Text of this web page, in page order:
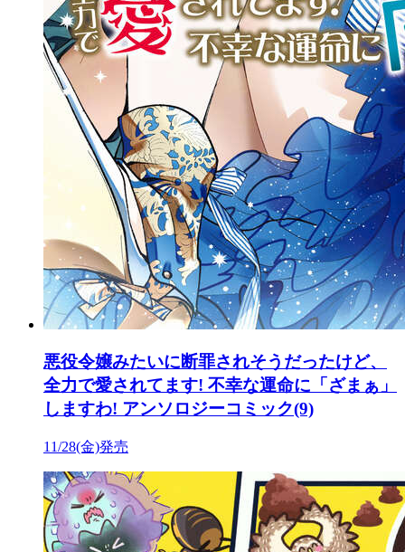
悪役令嬢みたいに断罪されそうだったけど、
全力で愛されてます! 不幸な運命に「ざまぁ」
しますわ! アンソロジーコミック(9)
11/28(金)発売